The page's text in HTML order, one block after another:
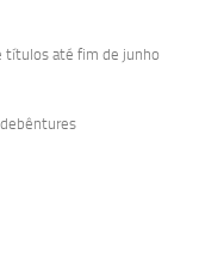
títulos até fim de junho